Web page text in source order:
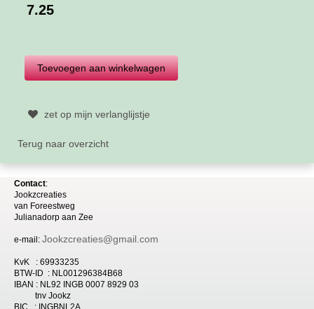
7.25
zet op mijn verlanglijstje
Terug naar overzicht
Contact:
Jookzcreaties
van Foreestweg
Julianadorp aan Zee
e-mail: Jookzcreaties@gmail.com
KvK : 69933235
BTW-ID : NL001296384B68
IBAN : NL92 INGB 0007 8929 03
tnv Jookz